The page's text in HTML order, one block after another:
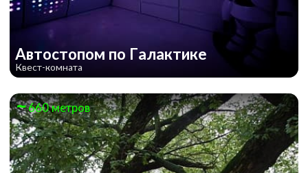
Автостопом по Галактике
Квест-комната
660 метров